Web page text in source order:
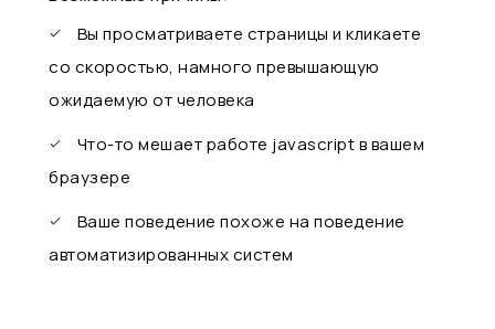
Вы просматриваете страницы и кликаете
со скоростью, намного превышающую
ожидаемую от человека
Что-то мешает работе javascript в вашем
браузере
Ваше поведение похоже на поведение
автоматизированных систем